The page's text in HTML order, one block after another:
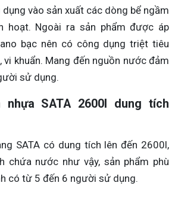
vào sản xuất các dòng bể ngầm
hoạt. Ngoài ra sản phẩm được áp
bạc nên có công dụng triệt tiêu
vi khuẩn. Mang đến nguồn nước đảm
sử dụng.
nhựa SATA 2600l dung tích
SATA có dung tích lên đến 2600l,
chứa nước như vậy, sản phẩm phù
có từ 5 đến 6 người sử dụng.